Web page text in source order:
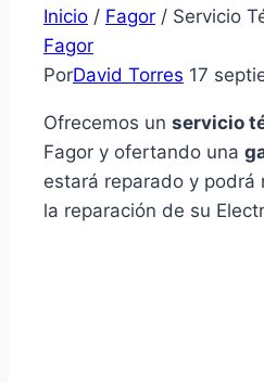
Inicio / Fagor / Servicio
Fagor
PorDavid Torres 17
Ofrecemos un servicio
Fagor y ofertando una
estará reparado y podrá
la reparación de su